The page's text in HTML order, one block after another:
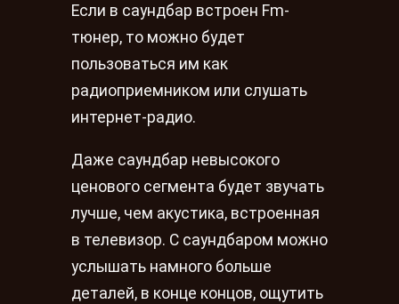
Если в саундбар встроен Fm-
тюнер, то можно будет
пользоваться им как
радиоприемником или слушать
интернет-радио.
Даже саундбар невысокого
ценового сегмента будет звучать
лучше, чем акустика, встроенная
в телевизор. С саундбаром можно
услышать намного больше
деталей, в конце концов, ощутить